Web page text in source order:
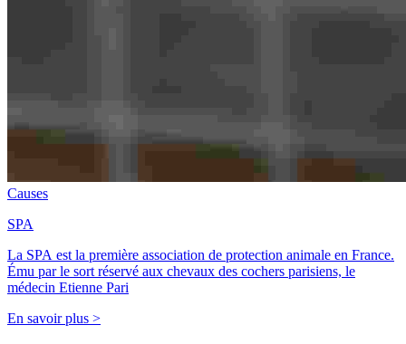
Causes
SPA
La SPA est la première association de protection animale en France.
Ému par le sort réservé aux chevaux des cochers parisiens, le
médecin Etienne Pari
En savoir plus >